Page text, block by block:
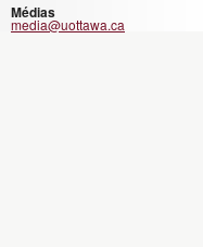
Médias
media@uottawa.ca